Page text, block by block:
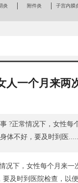
炎 附件炎 子宫内膜
人一个月来两
?正常情况下，女性
体不好，要及时到医
况下，女性每个月来
及时到医院检查，以